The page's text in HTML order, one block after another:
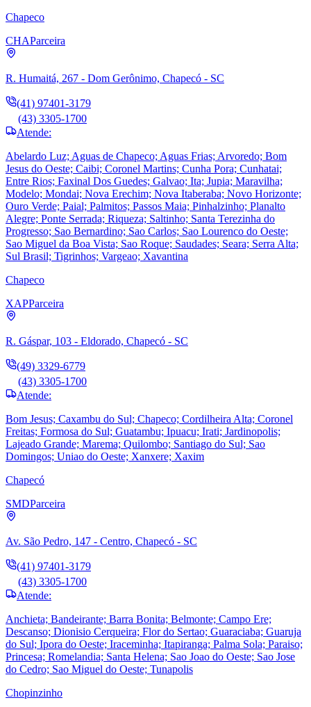
Chapeco
CHAParceira
R. Humaitá, 267 - Dom Gerônimo, Chapecó - SC
(41) 97401-3179
(43) 3305-1700
Atende:
Abelardo Luz; Aguas de Chapeco; Aguas Frias; Arvoredo; Bom
Jesus do Oeste; Caibi; Coronel Martins; Cunha Pora; Cunhatai;
Entre Rios; Faxinal Dos Guedes; Galvao; Ita; Jupia; Maravilha;
Modelo; Mondai; Nova Erechim; Nova Itaberaba; Novo Horizonte;
Ouro Verde; Paial; Palmitos; Passos Maia; Pinhalzinho; Planalto
Alegre; Ponte Serrada; Riqueza; Saltinho; Santa Terezinha do
Progresso; Sao Bernardino; Sao Carlos; Sao Lourenco do Oeste;
Sao Miguel da Boa Vista; Sao Roque; Saudades; Seara; Serra Alta;
Sul Brasil; Tigrinhos; Vargeao; Xavantina
Chapeco
XAPParceira
R. Gáspar, 103 - Eldorado, Chapecó - SC
(49) 3329-6779
(43) 3305-1700
Atende:
Bom Jesus; Caxambu do Sul; Chapeco; Cordilheira Alta; Coronel
Freitas; Formosa do Sul; Guatambu; Ipuacu; Irati; Jardinopolis;
Lajeado Grande; Marema; Quilombo; Santiago do Sul; Sao
Domingos; Uniao do Oeste; Xanxere; Xaxim
Chapecó
SMDParceira
Av. São Pedro, 147 - Centro, Chapecó - SC
(41) 97401-3179
(43) 3305-1700
Atende:
Anchieta; Bandeirante; Barra Bonita; Belmonte; Campo Ere;
Descanso; Dionisio Cerqueira; Flor do Sertao; Guaraciaba; Guaruja
do Sul; Ipora do Oeste; Iraceminha; Itapiranga; Palma Sola; Paraiso;
Princesa; Romelandia; Santa Helena; Sao Joao do Oeste; Sao Jose
do Cedro; Sao Miguel do Oeste; Tunapolis
Chopinzinho